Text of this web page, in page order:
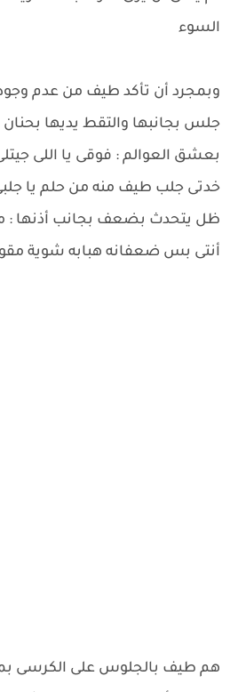
السوء
وبمجرد أن تأكد طيف من عدم وجود
جلس بجانبها والتقط يديها
بعشق العوالم : فوقى يا اللى
خدتى جلب طيف منه من حلم يا
ظل يتحدث بضعف بجانب أذنها :
أنتى بس ضعفانه هبابه شوية
هم طيف بالجلوس على الكرسى